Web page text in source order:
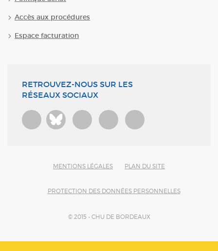
Accès aux procédures
Espace facturation
RETROUVEZ-NOUS SUR LES
RÉSEAUX SOCIAUX
Bluesky
MENTIONS LÉGALES PLAN DU SITE
PROTECTION DES DONNÉES PERSONNELLES
© 2015 - CHU DE BORDEAUX